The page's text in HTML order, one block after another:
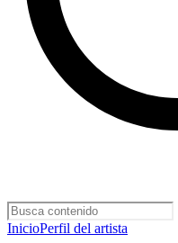
InicioPerfil del artista